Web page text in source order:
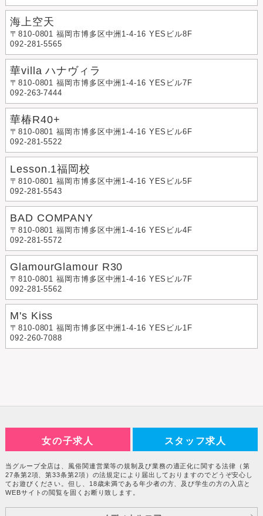
海上空天
〒810-0801 福岡市博多区中洲1-4-16 YESビル8F
092-281-5565
華villa ハナヴィラ
〒810-0801 福岡市博多区中洲1-4-16 YESビル7F
092-263-7444
華椿R40+
〒810-0801 福岡市博多区中洲1-4-16 YESビル6F
092-281-5522
Lesson.1福岡校
〒810-0801 福岡市博多区中洲1-4-16 YESビル5F
092-281-5543
BAD COMPANY
〒810-0801 福岡市博多区中洲1-4-16 YESビル4F
092-281-5572
GlamourGlamour R30
〒810-0801 福岡市博多区中洲1-4-16 YESビル7F
092-281-5562
M's Kiss
〒810-0801 福岡市博多区中洲1-4-16 YESビル1F
092-260-7088
女の子求人 スタッフ求人
当グループ全店は、風俗関連営業等の規制及び業務の適正化に関する法律（第
27条第2項、第33条第2項）の法規定により届出しておりますのでどうぞ安心し
てお遊びください。但し、18歳未満である年少者の方、及び学生の方の入店と
WEBサイトの閲覧を固くお断り致します。